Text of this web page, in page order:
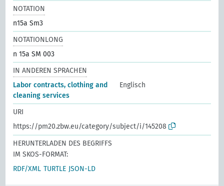
NOTATION
n15a Sm3
NOTATIONLONG
n 15a SM 003
IN ANDEREN SPRACHEN
Labor contracts, clothing and
cleaning services
Englisch
URI
https://pm20.zbw.eu/category/subject/i/145208
HERUNTERLADEN DES BEGRIFFS
IM SKOS-FORMAT:
RDF/XML TURTLE JSON-LD